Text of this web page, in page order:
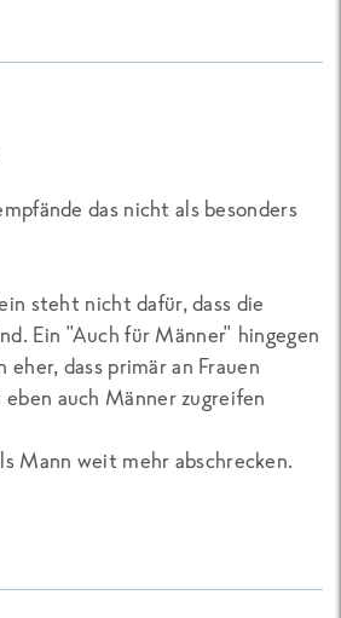
das nicht als besonders
steht nicht dafür, dass die
Ein "Auch für Männer" hingegen
dass primär an Frauen
auch Männer zugreifen
Mann weit mehr abschrecken.